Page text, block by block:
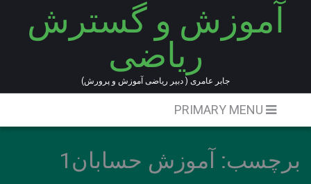
آموزش و گسترش
ریاضی
جابر عامری ( دبیر ریاضی آموزش و پرورش)
برچسب: آموزش حسابان1